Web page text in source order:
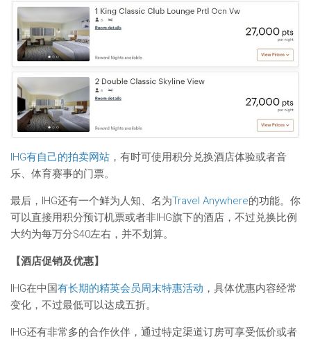
IHG有自己的拍卖网站 ，有时可使用积分兑换酒店体验或者音
乐、体育赛事的门票。
最后，IHG还有一个鲜为人知、名为Travel Anywhere的功能。你
可以直接用积分预订机票或者非IHG旗下的酒店，不过兑换比例
大约为每万分$40左右，并不划算。
【酒店促销及优惠】
IHG在中国有长期的精英会员周末特惠活动 ，具体优惠内容经常
变化，不过最低可以达成五折。
IHG还有非常多的合作伙伴，通过特定渠道订房可享受低价或者